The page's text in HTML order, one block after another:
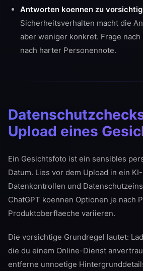
Antworten koennen zu
Sicherheitsverhalten macht die
aber weniger konkret. Frage
nach harter Personennote.
Upload eines
Ein Gesichtsfoto ist ein sensibles
Datum. Lies vor dem Upload in ein
Datenkontrollen und
ChatGPT koennen Optionen je nach
Produktoberflaeche variieren.
Die vorsichtige Grundregel lautet:
die du einem Online-Dienst
entferne unnoetige